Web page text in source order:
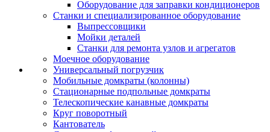
Оборудование для заправки кондиционеров
Станки и специализированное оборудование
Выпрессовщики
Мойки деталей
Станки для ремонта узлов и агрегатов
Моечное оборудование
Универсальный погрузчик
Мобильные домкраты (колонны)
Стационарные подпольные домкраты
Телескопические канавные домкраты
Круг поворотный
Кантователь